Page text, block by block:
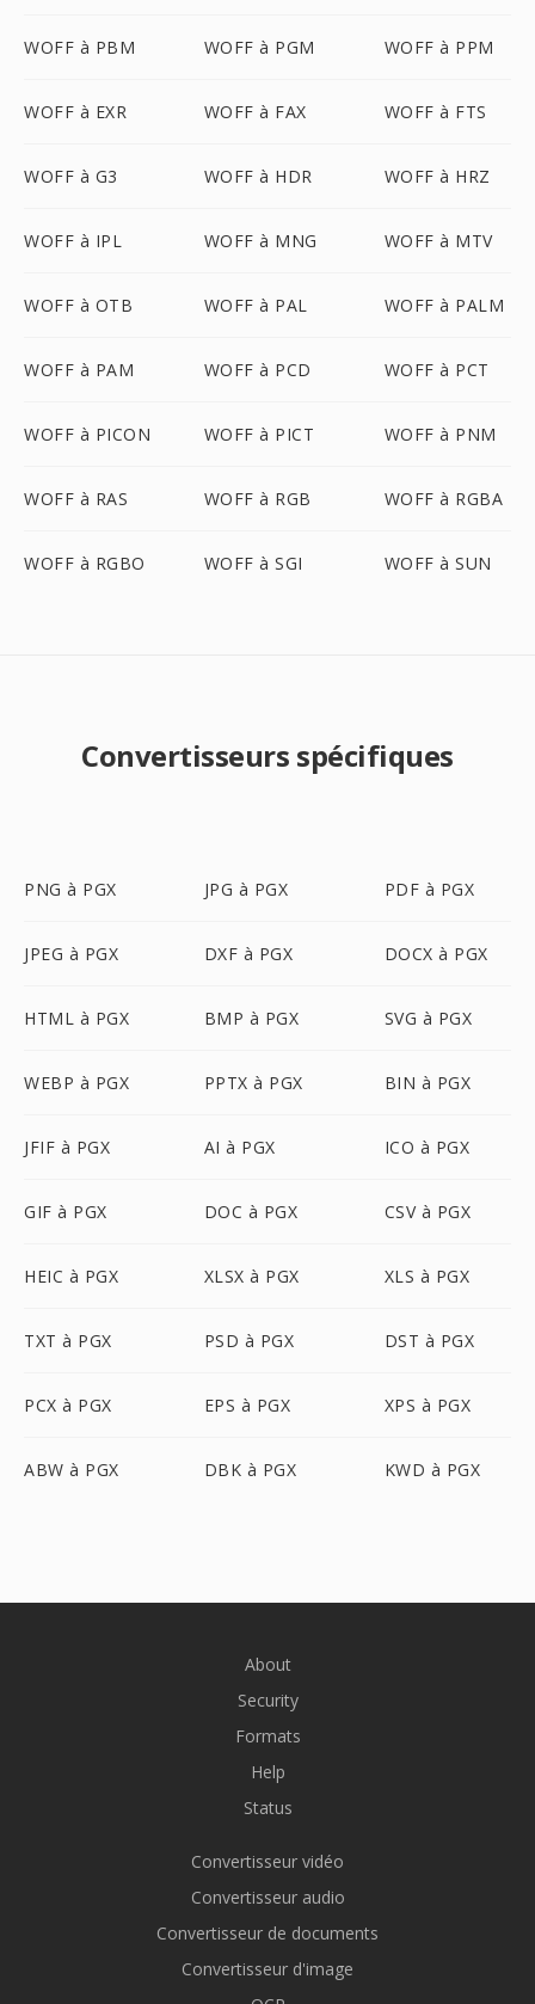
WOFF à PBM WOFF à PGM WOFF à PPM
WOFF à EXR WOFF à FAX WOFF à FTS
WOFF à G3 WOFF à HDR WOFF à HRZ
WOFF à IPL WOFF à MNG WOFF à MTV
WOFF à OTB WOFF à PAL WOFF à PALM
WOFF à PAM WOFF à PCD WOFF à PCT
WOFF à PICON WOFF à PICT WOFF à PNM
WOFF à RAS WOFF à RGB WOFF à RGBA
WOFF à RGBO WOFF à SGI WOFF à SUN
Convertisseurs spécifiques
PNG à PGX JPG à PGX PDF à PGX
JPEG à PGX DXF à PGX DOCX à PGX
HTML à PGX BMP à PGX SVG à PGX
WEBP à PGX PPTX à PGX BIN à PGX
JFIF à PGX AI à PGX ICO à PGX
GIF à PGX DOC à PGX CSV à PGX
HEIC à PGX XLSX à PGX XLS à PGX
TXT à PGX PSD à PGX DST à PGX
PCX à PGX EPS à PGX XPS à PGX
ABW à PGX DBK à PGX KWD à PGX
About
Security
Formats
Help
Status
Convertisseur vidéo
Convertisseur audio
Convertisseur de documents
Convertisseur d'image